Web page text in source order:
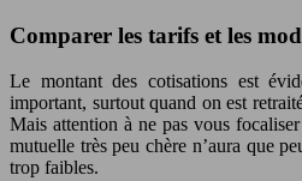
Comparer les tarifs et les
Le montant des cotisations est
important, surtout quand on est
Mais attention à ne pas vous
mutuelle très peu chère n’aura que
trop faibles.